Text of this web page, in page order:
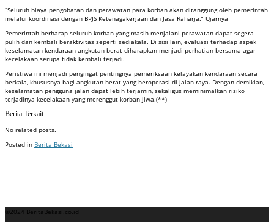
“Seluruh biaya pengobatan dan perawatan para korban akan ditanggung oleh pemerintah
melalui koordinasi dengan BPJS Ketenagakerjaan dan Jasa Raharja.” Ujarnya
Pemerintah berharap seluruh korban yang masih menjalani perawatan dapat segera
pulih dan kembali beraktivitas seperti sediakala. Di sisi lain, evaluasi terhadap aspek
keselamatan kendaraan angkutan berat diharapkan menjadi perhatian bersama agar
kecelakaan serupa tidak kembali terjadi.
Peristiwa ini menjadi pengingat pentingnya pemeriksaan kelayakan kendaraan secara
berkala, khususnya bagi angkutan berat yang beroperasi di jalan raya. Dengan demikian,
keselamatan pengguna jalan dapat lebih terjamin, sekaligus meminimalkan risiko
terjadinya kecelakaan yang merenggut korban jiwa.(**)
Berita Terkait:
No related posts.
Posted in Berita Bekasi
©2024 BeritaBekasi.co.id